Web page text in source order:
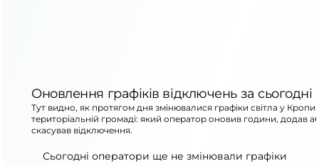
Оновлення графіків відключень за сьогодні
Тут видно, як протягом дня змінювалися графіки світла у
територіальній громаді: який оператор оновив години, додав
скасував відключення.
Сьогодні оператори ще не змінювали графіки